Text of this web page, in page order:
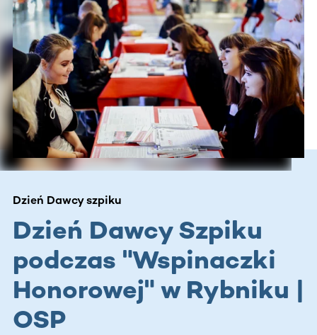
Dzień Dawcy szpiku
Dzień Dawcy Szpiku
podczas "Wspinaczki
Honorowej" w Rybniku |
OSP